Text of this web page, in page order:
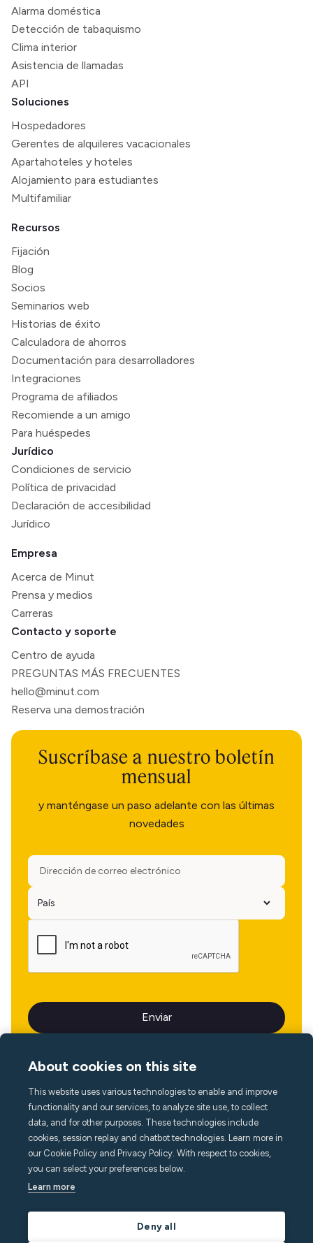
Alarma doméstica
Detección de tabaquismo
Clima interior
Asistencia de llamadas
API
Soluciones
Hospedadores
Gerentes de alquileres vacacionales
Apartahoteles y hoteles
Alojamiento para estudiantes
Multifamiliar
Recursos
Fijación
Blog
Socios
Seminarios web
Historias de éxito
Calculadora de ahorros
Documentación para desarrolladores
Integraciones
Programa de afiliados
Recomiende a un amigo
Para huéspedes
Jurídico
Condiciones de servicio
Política de privacidad
Declaración de accesibilidad
Jurídico
Empresa
Acerca de Minut
Prensa y medios
Carreras
Contacto y soporte
Centro de ayuda
PREGUNTAS MÁS FRECUENTES
hello@minut.com
Reserva una demostración
Suscríbase a nuestro boletín
mensual
y manténgase un paso adelante con las últimas
novedades
Idioma
About cookies on this site
This website uses various technologies to enable and improve
functionality and our services, to analyze site use, to collect
data, and for other purposes. These technologies include
cookies, session replay and chatbot technologies. Learn more in
our Cookie Policy and Privacy Policy. With respect to cookies,
you can select your preferences below.
Learn more
Deny all